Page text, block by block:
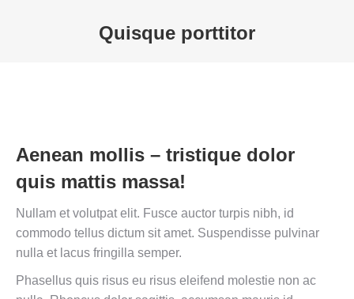
Quisque porttitor
Aenean mollis – tristique dolor
quis mattis massa!
Nullam et volutpat elit. Fusce auctor turpis nibh, id
commodo tellus dictum sit amet. Suspendisse pulvinar
nulla et lacus fringilla semper.
Phasellus quis risus eu risus eleifend molestie non ac